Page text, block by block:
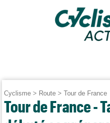
Cyclisme > Route >Tour de France
Tour de France -